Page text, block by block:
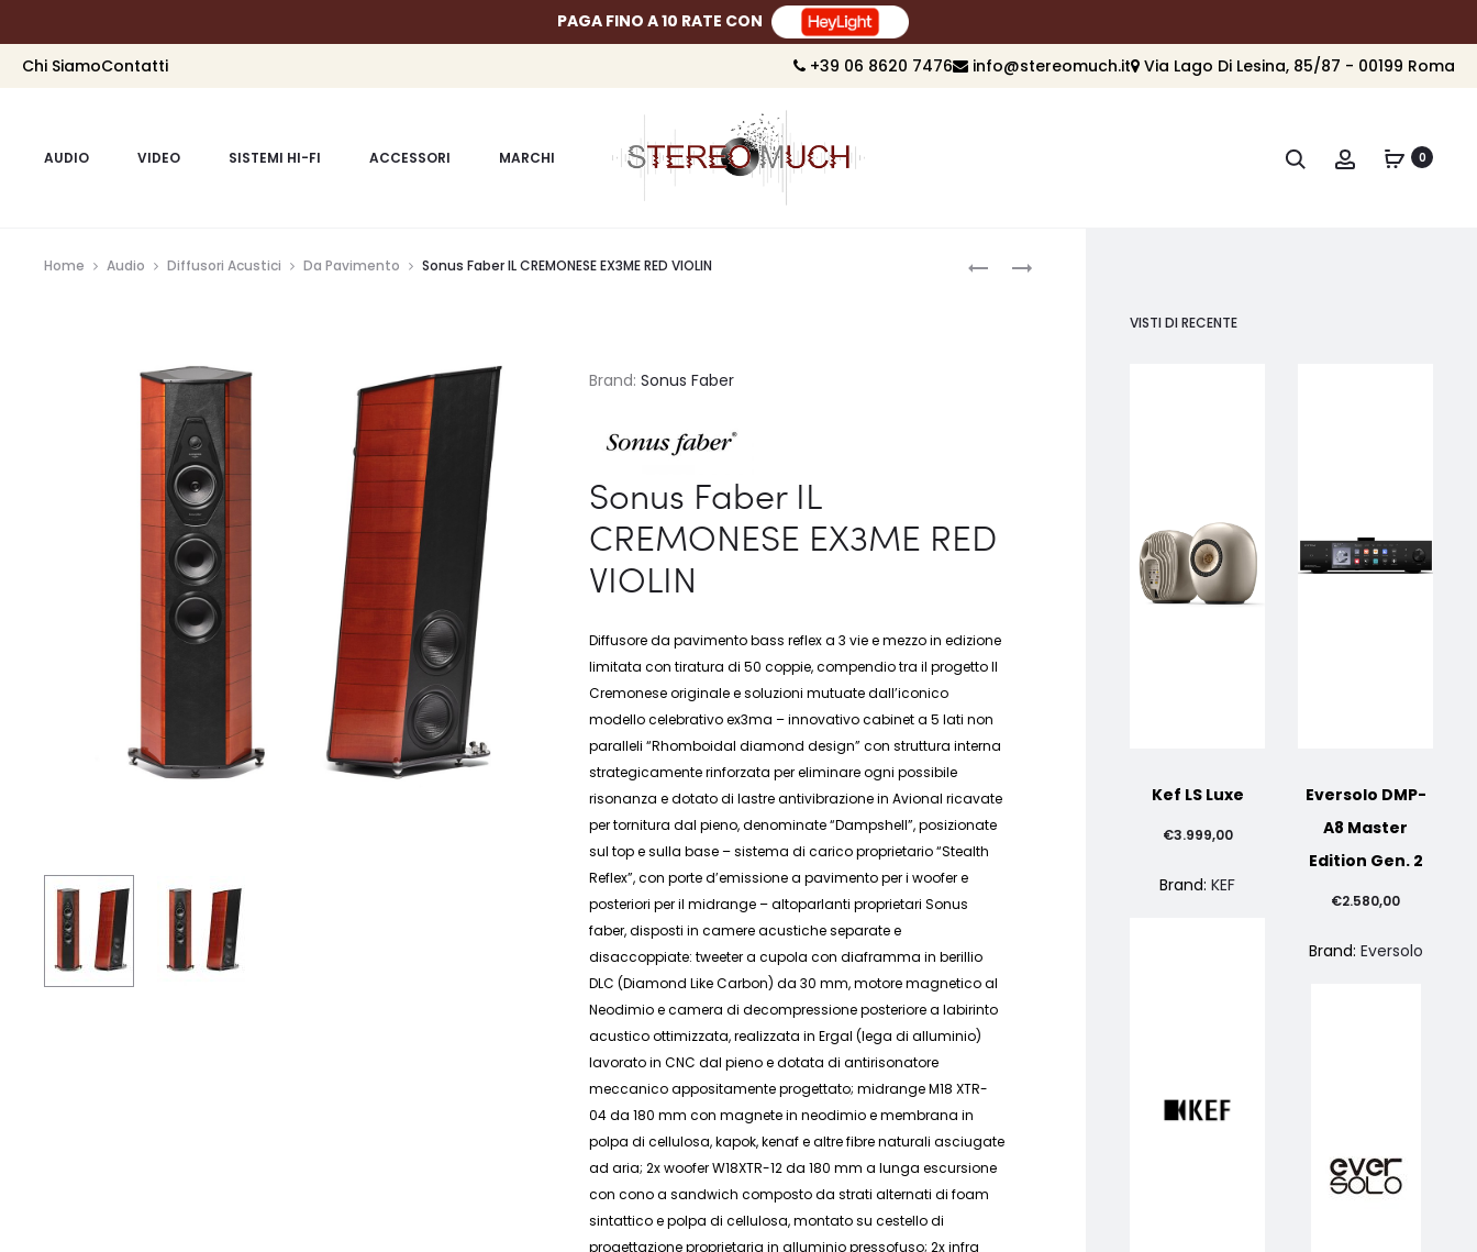
PAGA FINO A 10 RATE CON
Chi SiamoContatti +39 06 8620 7476 info@stereomuch.it Via Lago Di Lesina, 85/87 - 00199 Roma
AUDIO VIDEO SISTEMI HI-FI ACCESSORI MARCHI Cerca Account0
Product
navigation
SONUS
SONUS
Home Audio Diffusori Acustici Da Pavimento Sonus Faber IL CREMONESE EX3ME RED VIOLIN
Brand:Sonus Faber
Sonus Faber IL
CREMONESE EX3ME RED
VIOLIN
Diffusore da pavimento bass reflex a 3 vie e mezzo in edizione
limitata con tiratura di 50 coppie, compendio tra il progetto Il
Cremonese originale e soluzioni mutuate dall’iconico
modello celebrativo ex3ma – innovativo cabinet a 5 lati non
paralleli “Rhomboidal diamond design” con struttura interna
strategicamente rinforzata per eliminare ogni possibile
risonanza e dotato di lastre antivibrazione in Avional ricavate
per tornitura dal pieno, denominate “Dampshell”, posizionate
sul top e sulla base – sistema di carico proprietario “Stealth
Reflex”, con porte d’emissione a pavimento per i woofer e
posteriori per il midrange – altoparlanti proprietari Sonus
faber, disposti in camere acustiche separate e
disaccoppiate: tweeter a cupola con diaframma in berillio
DLC (Diamond Like Carbon) da 30 mm, motore magnetico al
Neodimio e camera di decompressione posteriore a labirinto
acustico ottimizzata, realizzata in Ergal (lega di alluminio)
lavorato in CNC dal pieno e dotata di antirisonatore
meccanico appositamente progettato; midrange M18 XTR-
04 da 180 mm con magnete in neodimio e membrana in
polpa di cellulosa, kapok, kenaf e altre fibre naturali asciugate
ad aria; 2x woofer W18XTR-12 da 180 mm a lunga escursione
con cono a sandwich composto da strati alternati di foam
sintattico e polpa di cellulosa, montato su cestello di
progettazione proprietaria in alluminio pressofuso; 2x infra
VISTI DI RECENTE
Kef LS Luxe
€3.999,00
Brand:KEF
Eversolo DMP-
A8 Master
Edition Gen. 2
€2.580,00
Brand: Eversolo